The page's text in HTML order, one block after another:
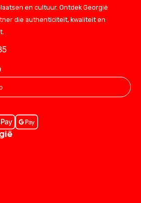
en cultuur. Ontdek Georgië
die authenticiteit, kwaliteit en